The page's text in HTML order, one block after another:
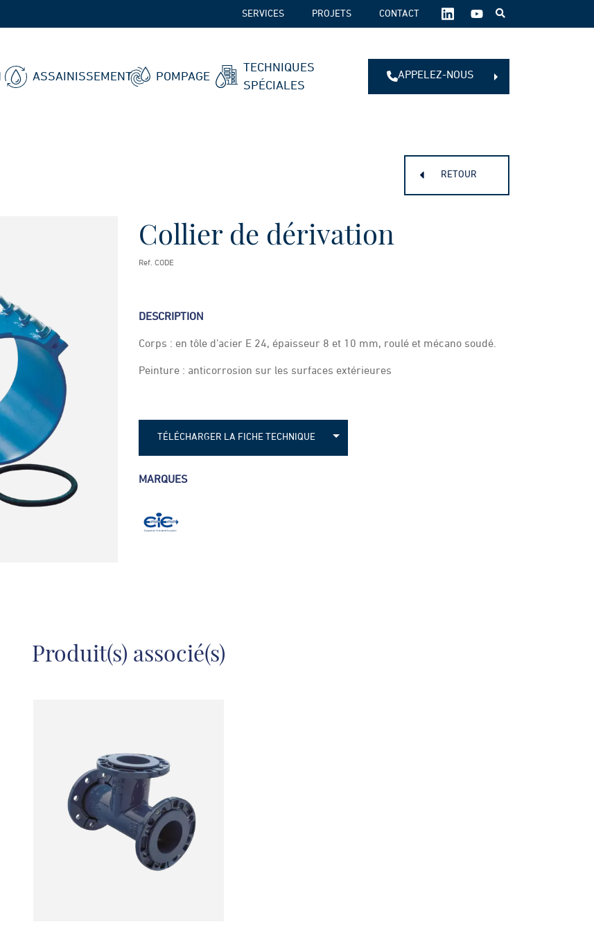
ASSAINISSEMENT POMPAGE
TECHNIQUES
SPÉCIALES
SERVICES PROJETS CONTACT
SUIVEZ-
NOUS
APPELEZ-NOUS
RETOUR
Collier de dérivation
Ref. CODE
DESCRIPTION
Corps : en tôle d’acier E 24, épaisseur 8 et 10 mm, roulé et mécano soudé.
Peinture : anticorrosion sur les surfaces extérieures
TÉLÉCHARGER LA FICHE TECHNIQUE
'Grande tolérance'
MARQUES
Produit(s) associé(s)